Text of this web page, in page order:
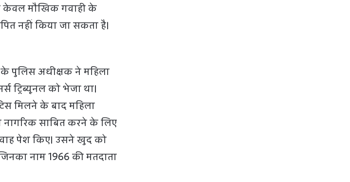
केवल मौखिक गवाही के
नहीं किया जा सकता है।
पुलिस अधीक्षक ने महिला
ट्रिब्यूनल को भेजा था।
मिलने के बाद महिला
साबित करने के लिए
पेश किए। उसने खुद को
नाम 1966 की मतदाता